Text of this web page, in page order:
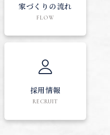
家づくりの流れ
FLOW
採用情報
RECRUIT